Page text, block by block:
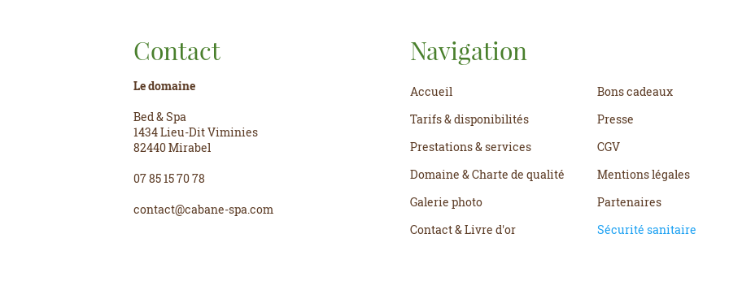
Contact
Le domaine
Bed & Spa
1434 Lieu-Dit Viminies
82440 Mirabel
07 85 15 70 78
contact@cabane-spa.com
Navigation
Accueil
Tarifs & disponibilités
Prestations & services
Domaine & Charte de qualité
Galerie photo
Contact & Livre d'or
Bons cadeaux
Presse
CGV
Mentions légales
Partenaires
Sécurité sanitaire